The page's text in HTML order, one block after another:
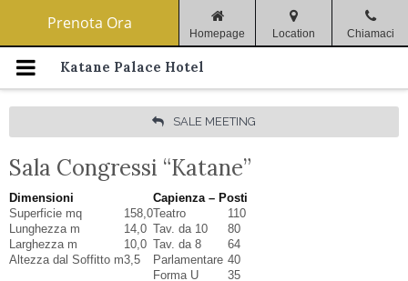
Menu di navigazione
Home
Catania
Camere & Servizi
Offerte Speciali La Tua Esperienza
Inizia Da Noi.
Ristorante
Prenota Ora
Homepage Location Chiamaci
Katane Palace Hotel
SALE MEETING
Sala Congressi “Katane”
Dimensioni
Capienza – Posti
Superficie mq
158,0Teatro
110
Lunghezza m
14,0 Tav. da 10
80
Larghezza m
10,0 Tav. da 8
64
Altezza dal Soffitto m3,5 Parlamentare 40
Forma U
35